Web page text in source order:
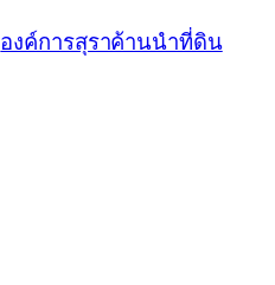
องค์การสุราค้านนำที่ดิน